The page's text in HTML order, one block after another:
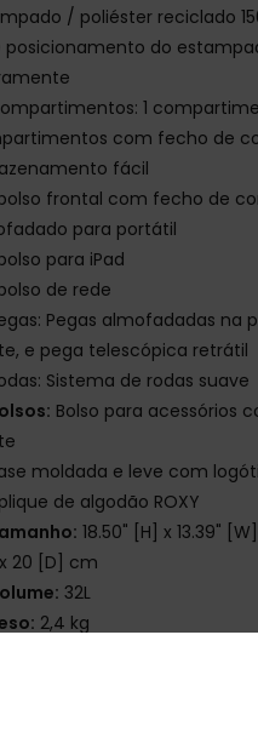
/ poliéster reciclado
posicionamento do
1
com fecho de
fácil
frontal com fecho de
para portátil
para iPad
de rede
Pegas almofadadas na
e pega telescópica retrátil
Sistema de rodas suave
Bolso para acessórios
moldada e leve com
de algodão ROXY
18.50" [H] x 13.39"
20 [D] cm
32L
2,4 kg
[Tecido principal]